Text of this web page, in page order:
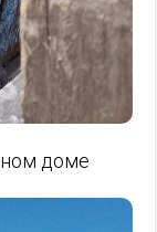
доме